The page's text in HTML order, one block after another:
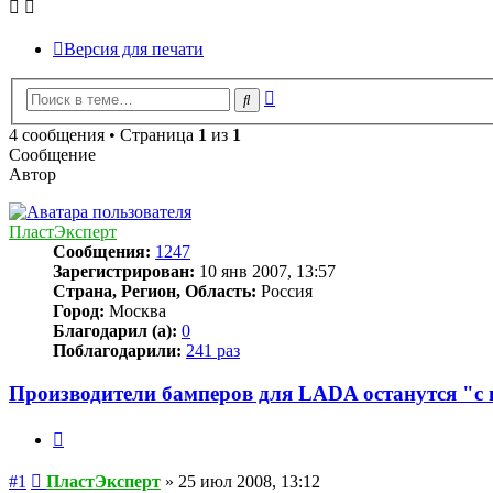
Версия для печати
Поиск
4 сообщения • Страница 1 из 1
Сообщение
Автор
ПластЭксперт
Сообщения: 1247
Зарегистрирован: 10 янв 2007, 13:57
Страна, Регион, Область: Россия
Город: Москва
Благодарил (а): 0
Поблагодарили: 241 раз
Производители бамперов для LADA останутся "с
#1 Сообщение
ПластЭксперт » 25 июл 2008, 13:12